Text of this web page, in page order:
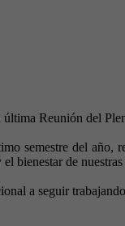
Reunión del
semestre del año,
bienestar de
a seguir